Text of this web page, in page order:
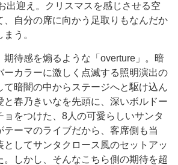
出迎え。クリスマスを感じさせる空
、自分の席に向かう足取りもなんだか
う。
待感を煽るような「overture」。暗
ーカラーに激しく点滅する照明演出の
て暗闇の中からステージへと駆け込ん
と春乃きいなを先頭に、深いボルドー
ョをつけた、8人の可愛らしいサンタ
テーマのライブだから、客席側も当
としてサンタクロース風のセットアッ
。しかし、そんなこちら側の期待を超